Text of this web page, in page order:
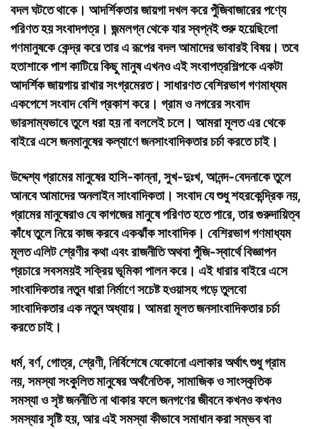
বদল ঘটতে থাকে। আদর্শিকতার জায়গা দখল করে পুঁজিবাজারের পণ্যে
পরিণত হয় সংবাদপত্র। জন্মলগ্ন থেকে যার স্বপ্নই শুরু হয়েছিলো
গণমানুষকে কেন্দ্র করে তার এ রূপের বদল আমাদের ভাবারই বিষয়। তবে
হতাশাকে পাশ কাটিয়ে কিছু মানুষ এখনও এই সংবাপত্রশিল্পকে একটা
আদর্শিক জায়গায় রাখার সংগ্রমেরত। সাধারণত বেশিরভাগ গণমাধ্যম
একপেশে সংবাদ বেশি প্রকাশ করে। গ্রাম ও নগরের সংবাদ
ভারসাম্যভাবে তুলে ধরা হয় না বললেই চলে। আমরা মূলত এর থেকে
বাইরে এসে জনমানুষের কল্যাণে জনসাংবাদিকতার চর্চা করতে চাই।
উদ্দেশ্যগ্রামের মানুষের হাসি-কান্না, সুখ-দুঃখ, আনন্দ-বেদনাকে তুলে
আনবে আমাদের অনলাইন সাংবাদিকতা। সংবাদ যে শুধু শহরকেন্দ্রিক নয়,
গ্রামের মানুষেরাও যে কাগজের মানুষে পরিণত হতে পারে, তার গুরুদায়িত্ব
কাঁধে তুলে নিয়ে কাজ করবে একঝাঁক সাংবাদিক। বেশিরভাগ গণমাধ্যম
মূলত এলিট শ্রেণীর কথা এবং রাজনীতি অথবা পুঁজি-স্বার্থে বিজ্ঞাপন
প্রচারে সবসময়ই সক্রিয় ভূমিকা পালন করে। এই ধারার বাইরে এসে
সাংবাদিকতার নতুন ধারা নির্মাণে সচেষ্ট হওয়াসহ গড়ে তুলবো
সাংবাদিকতার এক নতুন অধ্যায়। আমরা মূলত জনসাংবাদিকতার চর্চা
করতে চাই।
ধর্ম, বর্ণ, গোত্র, শ্রেণী, নির্বিশেষে যেকোনো এলাকার অর্থাৎ শুধু গ্রাম
নয়, সমস্যা সংকুলিত মানুষের অর্থনৈতিক, সামাজিক ও সাংস্কৃতিক
সমস্যা ও সৃষ্ট জননীতি না থাকার ফলে জনগণের জীবনে কখনও কখনও
সমস্যার সৃষ্টি হয়, আর এই সমস্যা কীভাবে সমাধান করা সম্ভব বা